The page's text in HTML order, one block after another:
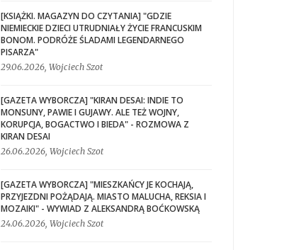
[KSIĄŻKI. MAGAZYN DO CZYTANIA] "GDZIE
NIEMIECKIE DZIECI UTRUDNIAŁY ŻYCIE FRANCUSKIM
BONOM. PODRÓŻE ŚLADAMI LEGENDARNEGO
PISARZA"
29.06.2026, Wojciech Szot
[GAZETA WYBORCZA] "KIRAN DESAI: INDIE TO
MONSUNY, PAWIE I GUJAWY. ALE TEŻ WOJNY,
KORUPCJA, BOGACTWO I BIEDA" - ROZMOWA Z
KIRAN DESAI
26.06.2026, Wojciech Szot
[GAZETA WYBORCZA] "MIESZKAŃCY JE KOCHAJĄ,
PRZYJEZDNI POŻĄDAJĄ. MIASTO MALUCHA, REKSIA I
MOZAIKI" - WYWIAD Z ALEKSANDRĄ BOĆKOWSKĄ
24.06.2026, Wojciech Szot